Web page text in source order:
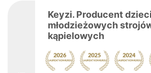
Keyzi. Producent
młodzieżowych
kąpielowych